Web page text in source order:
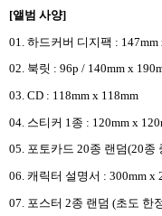
[앨범 사양]
01. 하드커버 디지팩 : 147mm
02. 북릿 : 96p / 140mm x
03. CD : 118mm x 118mm
04. 스티커 1 종 : 120mm x
05. 포토카드 20종 랜덤(20종
06. 캐릭터 설명서 : 300mm x
07. 포스터 2종 랜덤 (초도 한